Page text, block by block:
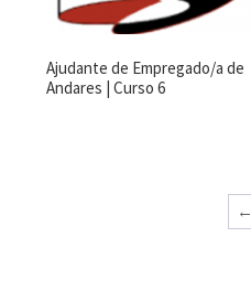
Ajudante de Empregado/a de
Andares | Curso 6
←